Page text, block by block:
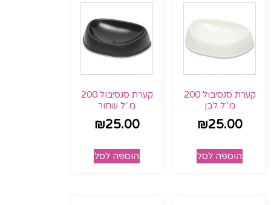
קערת סנסיבול 200
מ"ל לבן
₪25.00
הוספה לסל
קערת סנסיבול 200
מ"ל שחור
₪25.00
הוספה לסל